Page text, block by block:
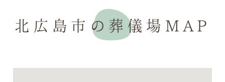
北広島市の葬儀場MAP